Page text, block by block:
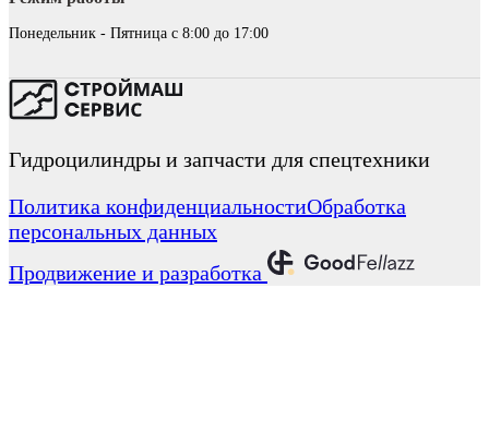
Понедельник - Пятница с 8:00 до 17:00
Гидроцилиндры и запчасти для спецтехники
Политика конфиденциальностиОбработка
персональных данных
Продвижение и разработка